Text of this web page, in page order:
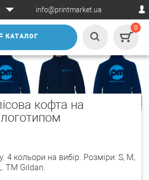
info@printmarket.ua
КАТАЛОГ
0
кофта на
4 кольори на вибір. Розміри: S, M,
TM Gildan.